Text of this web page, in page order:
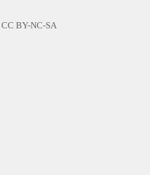
CC BY-NC-SA